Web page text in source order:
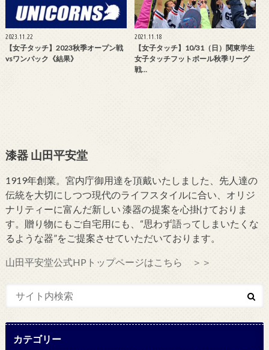
2023.11.22
【女子タッチ】2023秋季オープン戦
vsワンパック《結果》
2021.11.18
【女子タッチ】10/31（日）関東学生
女子タッチフットボール秋季リーグ
戦…
漆器 山田平安堂
1919年創業。宮内庁御用達を頂戴いたしました、先人達の
伝統を大切にしつつ現代のライフスタイルに合い、オリジ
ナリティーに富んだ新しい 漆器の提案を心掛けておりま
す。贈り物にもご自宅用にも、“思わず語ってしまいたくな
るような器”をご提案させていただいております。
山田平安堂公式HPトップページはこちら ＞＞
カテゴリー